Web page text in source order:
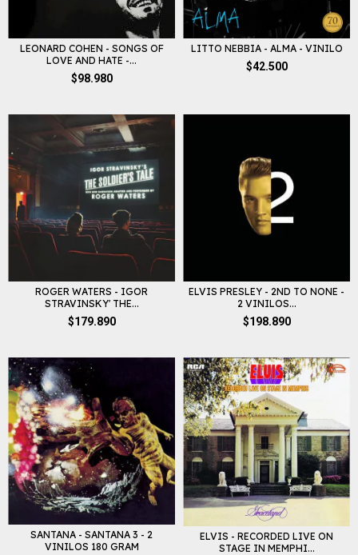
LEONARD COHEN - SONGS OF
LOVE AND HATE -...
$98.980
LITTO NEBBIA - ALMA - VINILO
$42.500
ROGER WATERS - IGOR
STRAVINSKY' THE...
$179.890
ELVIS PRESLEY - 2ND TO NONE -
2 VINILOS...
$198.890
SANTANA - SANTANA 3 - 2
VINILOS 180 GRAM
ELVIS - RECORDED LIVE ON
STAGE IN MEMPHI...